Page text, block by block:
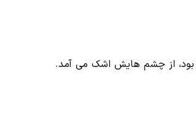
از چشم هایش اشک می آمد.